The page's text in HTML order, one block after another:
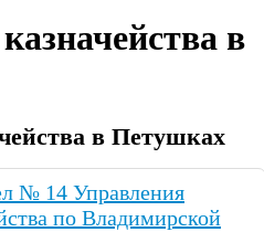
в
в Петушках
№ 14 Управления
по Владимирской